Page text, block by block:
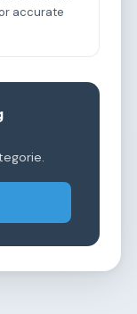
accurate